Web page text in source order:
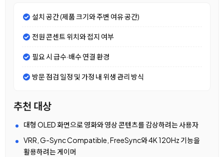
설치 공간 (제품 크기와 주변 여유 공간)
전원 콘센트 위치와 접지 여부
필요 시 급수·배수 연결 환경
방문 점검 일정 및 가정 내 위생 관리 방식
추천 대상
대형 OLED 화면으로 영화와 영상 콘텐츠를 감상하려는 사용자
VRR, G-Sync Compatible, FreeSync와 4K 120Hz 기능을
활용하려는 게이머